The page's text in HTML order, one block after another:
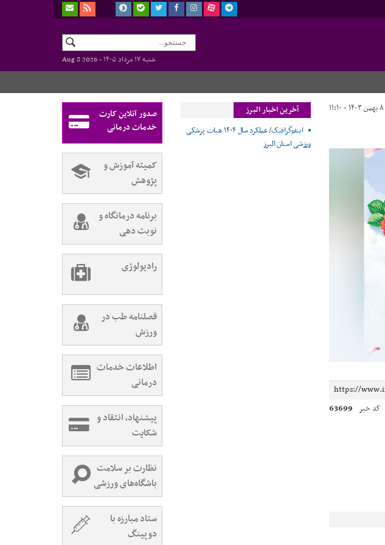
شنبه ۱۷ مرداد ۱۴۰۵ -
Aug 8 2026
کد خبر 63699
آخرین اخبار البرز
اینفوگرافیک/ عملکرد سال ۱۴۰۴ هیات پزشکی
ورزشی استان البرز
صدور آنلاین کارت
خدمات درمانی
کمیته آموزش و
پژوهش
برنامه درمانگاه و
نوبت دهی
رادیولوژی
فصلنامه طب در
ورزش
اطلاعات خدمات
درمانی
پیشنهاد، انتقاد و
شکایت
نظارت بر سلامت
باشگاه‌های ورزشی
ستاد مبارزه با
دوپینگ